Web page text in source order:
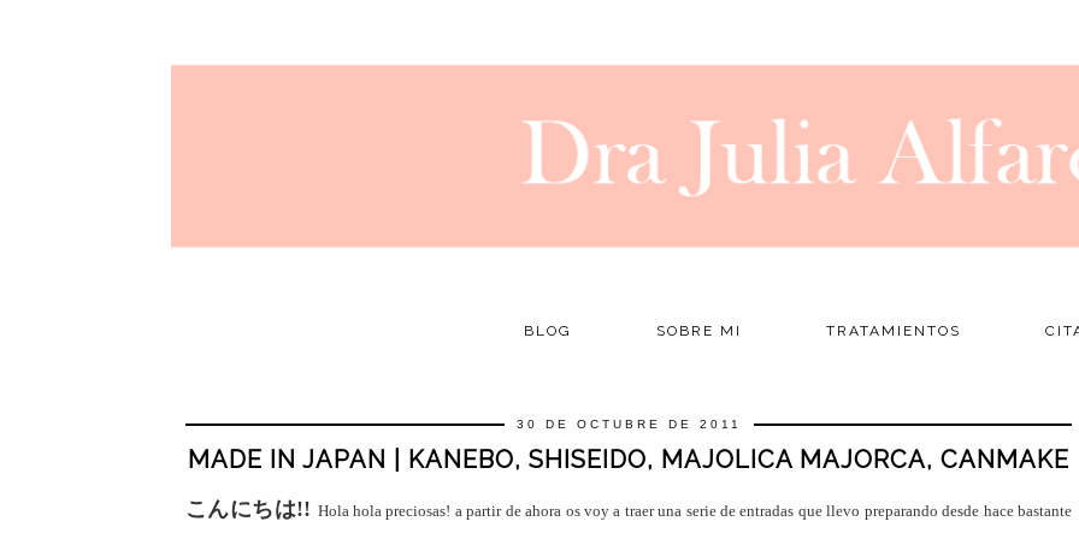
BLOG SOBRE MI TRATAMIENTOS
30 DE OCTUBRE DE 2011
MADE IN JAPAN | KANEBO, SHISEIDO, MAJOLICA MAJORCA, CANMAKE
こんにちは!! Hola hola preciosas! a partir de ahora os voy a traer una serie de entradas que llevo preparando desde hace bastante